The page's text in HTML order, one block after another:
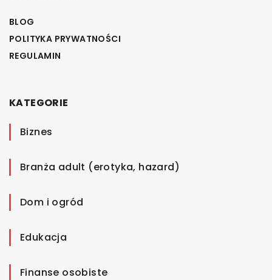
BLOG
POLITYKA PRYWATNOŚCI
REGULAMIN
KATEGORIE
Biznes
Branża adult (erotyka, hazard)
Dom i ogród
Edukacja
Finanse osobiste